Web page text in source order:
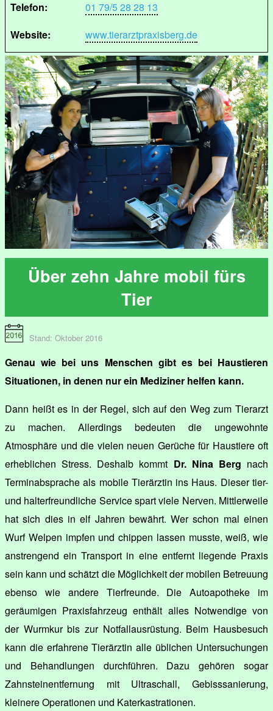
Telefon:
01 79/5 28 28 13
Website:
www.tierarztpraxisberg.de
Über zehn Jahre mobil fürs
Tier
Stand: Oktober 2016
Genau wie bei uns Menschen gibt es bei Haustieren
Situationen, in denen nur ein Mediziner helfen kann.
Dann heißt es in der Regel, sich auf den Weg zum Tierarzt
zu machen. Allerdings bedeuten die ungewohnte
Atmosphäre und die vielen neuen Gerüche für Haustiere oft
erheblichen Stress. Deshalb kommt Dr. Nina Berg nach
Terminabsprache als mobile Tierärztin ins Haus. Dieser tier-
und halterfreundliche Service spart viele Nerven. Mittlerweile
hat sich dies in elf Jahren bewährt. Wer schon mal einen
Wurf Welpen impfen und chippen lassen musste, weiß, wie
anstrengend ein Transport in eine entfernt liegende Praxis
sein kann und schätzt die Möglichkeit der mobilen Betreuung
ebenso wie andere Tierfreunde. Die Autoapotheke im
geräumigen Praxisfahrzeug enthält alles Notwendige von
der Wurmkur bis zur Notfallausrüstung. Beim Hausbesuch
kann die erfahrene Tierärztin alle üblichen Untersuchungen
und Behandlungen durchführen. Dazu gehören sogar
Zahnsteinentfernung mit Ultraschall, Gebisssanierung,
kleinere Operationen und Katerkastrationen.